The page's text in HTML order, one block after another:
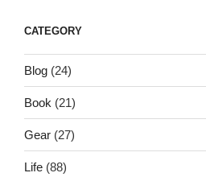
CATEGORY
Blog (24)
Book (21)
Gear (27)
Life (88)